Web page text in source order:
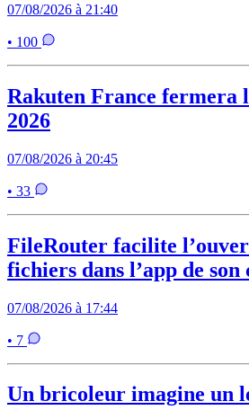
07/08/2026 à 21:40
• 100
Rakuten France fermera
2026
07/08/2026 à 20:45
• 33
FileRouter facilite
fichiers dans l’app de son
07/08/2026 à 17:44
• 7
Un bricoleur imagine un